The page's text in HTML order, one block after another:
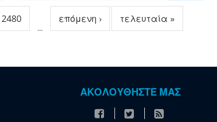
2480
…
επόμενη › τελευταία »
ΑΚΟΛΟΥΘΗΣΤΕ ΜΑΣ